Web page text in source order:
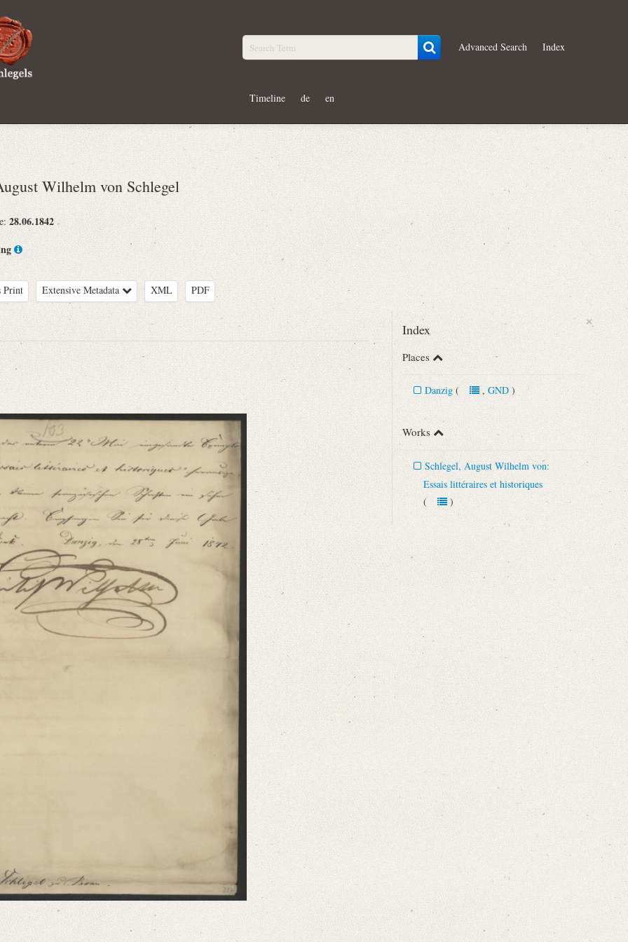
Advanced Search Index
Timeline de en
Wilhelm von Schlegel
28.06.1842
Print Extensive Metadata XML PDF
und erläutert durch Josef Körner. Bd. 1. Zürich u.a. 1930, S. 585.
Exemplar der unter dem Titel: „Essais littéraires et historiques“ herausgegebenen Sammlung [...]“
×
Index
Places
Danzig (, GND)
Works
Schlegel, August Wilhelm von:
Essais littéraires et historiques
()